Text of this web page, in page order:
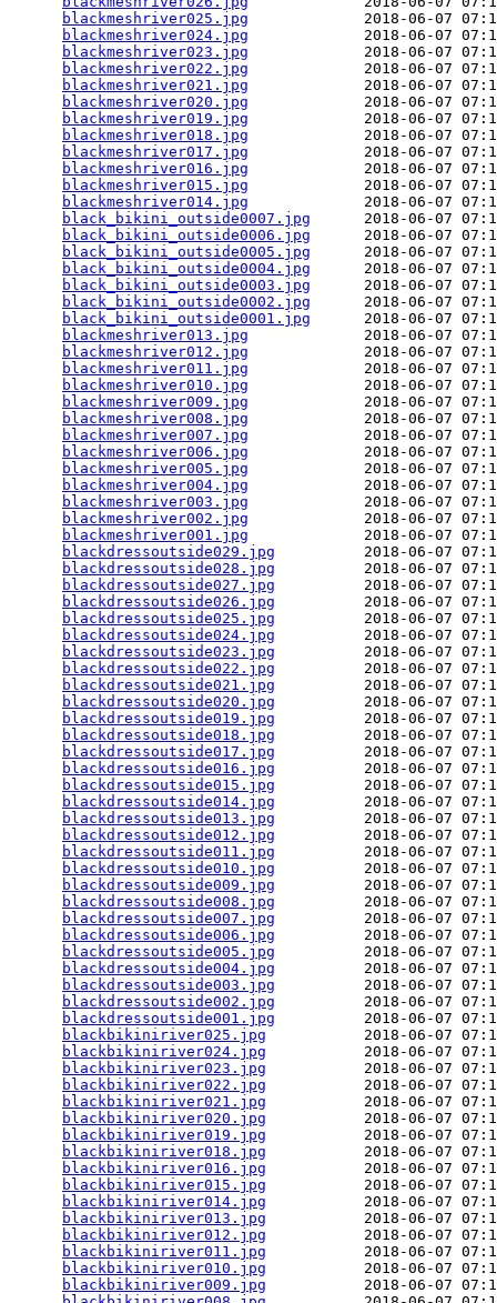
blackmeshriver025.jpg
2018-06-07
blackmeshriver024.jpg
2018-06-07
blackmeshriver023.jpg
2018-06-07
blackmeshriver022.jpg
2018-06-07
blackmeshriver021.jpg
2018-06-07
blackmeshriver020.jpg
2018-06-07
blackmeshriver019.jpg
2018-06-07
blackmeshriver018.jpg
2018-06-07
blackmeshriver017.jpg
2018-06-07
blackmeshriver016.jpg
2018-06-07
blackmeshriver015.jpg
2018-06-07
blackmeshriver014.jpg
2018-06-07
black_bikini_outside0007.jpg
2018-06-07
black_bikini_outside0006.jpg
2018-06-07
black_bikini_outside0005.jpg
2018-06-07
black_bikini_outside0004.jpg
2018-06-07
black_bikini_outside0003.jpg
2018-06-07
black_bikini_outside0002.jpg
2018-06-07
black_bikini_outside0001.jpg
2018-06-07
blackmeshriver013.jpg
2018-06-07
blackmeshriver012.jpg
2018-06-07
blackmeshriver011.jpg
2018-06-07
blackmeshriver010.jpg
2018-06-07
blackmeshriver009.jpg
2018-06-07
blackmeshriver008.jpg
2018-06-07
blackmeshriver007.jpg
2018-06-07
blackmeshriver006.jpg
2018-06-07
blackmeshriver005.jpg
2018-06-07
blackmeshriver004.jpg
2018-06-07
blackmeshriver003.jpg
2018-06-07
blackmeshriver002.jpg
2018-06-07
blackmeshriver001.jpg
2018-06-07
blackdressoutside029.jpg
2018-06-07
blackdressoutside028.jpg
2018-06-07
blackdressoutside027.jpg
2018-06-07
blackdressoutside026.jpg
2018-06-07
blackdressoutside025.jpg
2018-06-07
blackdressoutside024.jpg
2018-06-07
blackdressoutside023.jpg
2018-06-07
blackdressoutside022.jpg
2018-06-07
blackdressoutside021.jpg
2018-06-07
blackdressoutside020.jpg
2018-06-07
blackdressoutside019.jpg
2018-06-07
blackdressoutside018.jpg
2018-06-07
blackdressoutside017.jpg
2018-06-07
blackdressoutside016.jpg
2018-06-07
blackdressoutside015.jpg
2018-06-07
blackdressoutside014.jpg
2018-06-07
blackdressoutside013.jpg
2018-06-07
blackdressoutside012.jpg
2018-06-07
blackdressoutside011.jpg
2018-06-07
blackdressoutside010.jpg
2018-06-07
blackdressoutside009.jpg
2018-06-07
blackdressoutside008.jpg
2018-06-07
blackdressoutside007.jpg
2018-06-07
blackdressoutside006.jpg
2018-06-07
blackdressoutside005.jpg
2018-06-07
blackdressoutside004.jpg
2018-06-07
blackdressoutside003.jpg
2018-06-07
blackdressoutside002.jpg
2018-06-07
blackdressoutside001.jpg
2018-06-07
blackbikiniriver025.jpg
2018-06-07
blackbikiniriver024.jpg
2018-06-07
blackbikiniriver023.jpg
2018-06-07
blackbikiniriver022.jpg
2018-06-07
blackbikiniriver021.jpg
2018-06-07
blackbikiniriver020.jpg
2018-06-07
blackbikiniriver019.jpg
2018-06-07
blackbikiniriver018.jpg
2018-06-07
blackbikiniriver016.jpg
2018-06-07
blackbikiniriver015.jpg
2018-06-07
blackbikiniriver014.jpg
2018-06-07
blackbikiniriver013.jpg
2018-06-07
blackbikiniriver012.jpg
2018-06-07
blackbikiniriver011.jpg
2018-06-07
blackbikiniriver010.jpg
2018-06-07
blackbikiniriver009.jpg
2018-06-07